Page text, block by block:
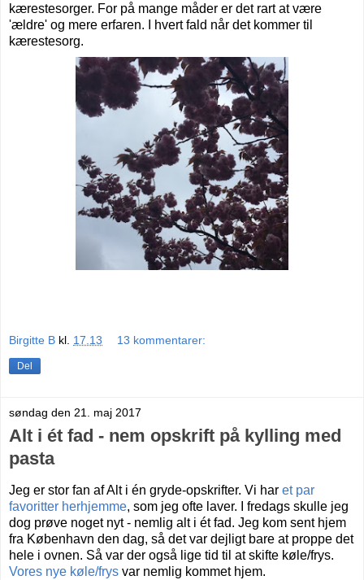
kærestesorger. For på mange måder er det rart at være
'ældre' og mere erfaren. I hvert fald når det kommer til
kærestesorg.
Birgitte B kl. 17.13 13 kommentarer:
Del
søndag den 21. maj 2017
Alt i ét fad - nem opskrift på kylling med
pasta
Jeg er stor fan af Alt i én gryde-opskrifter. Vi har et par
favoritter herhjemme, som jeg ofte laver. I fredags skulle jeg
dog prøve noget nyt - nemlig alt i ét fad. Jeg kom sent hjem
fra København den dag, så det var dejligt bare at proppe det
hele i ovnen. Så var der også lige tid til at skifte køle/frys.
Vores nye køle/frys var nemlig kommet hjem.